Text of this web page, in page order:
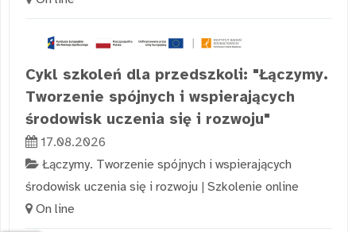
Cykl szkoleń dla przedszkoli: "Łączymy.
Tworzenie spójnych i wspierających
środowisk uczenia się i rozwoju"
17.08.2026
Łączymy. Tworzenie spójnych i wspierających
środowisk uczenia się i rozwoju | Szkolenie online
On line